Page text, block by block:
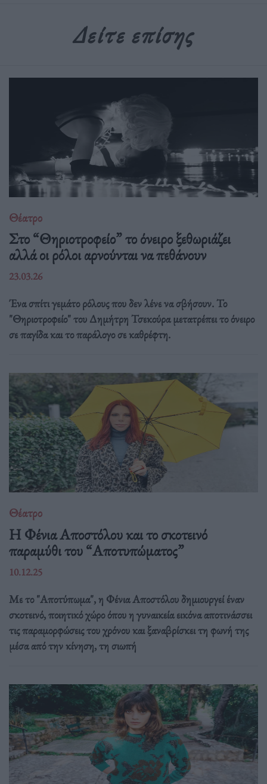
Δείτε επίσης
Θέατρο
Στο “Θηριοτροφείο” το όνειρο ξεθωριάζει
αλλά οι ρόλοι αρνούνται να πεθάνουν
23.03.26
Ένα σπίτι γεμάτο ρόλους που δεν λένε να σβήσουν. Το
"Θηριοτροφείο" του Δημήτρη Τσεκούρα μετατρέπει το όνειρο
σε παγίδα και το παράλογο σε καθρέφτη.
Θέατρο
Η Φένια Αποστόλου και το σκοτεινό
παραμύθι του “Αποτυπώματος”
10.12.25
Με το "Αποτύπωμα", η Φένια Αποστόλου δημιουργεί έναν
σκοτεινό, ποιητικό χώρο όπου η γυναικεία εικόνα αποτινάσσει
τις παραμορφώσεις του χρόνου και ξαναβρίσκει τη φωνή της
μέσα από την κίνηση, τη σιωπή